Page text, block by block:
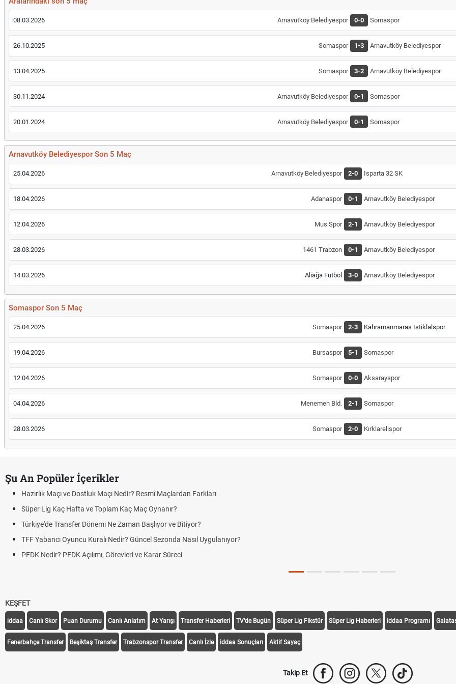
08.03.2026 Arnavutköy Belediyespor 0-0 Somaspor
26.10.2025 Somaspor 1-3 Arnavutköy Belediyespor
13.04.2025 Somaspor 3-2 Arnavutköy Belediyespor
30.11.2024 Arnavutköy Belediyespor 0-1 Somaspor
20.01.2024 Arnavutköy Belediyespor 0-1 Somaspor
Arnavutköy Belediyespor Son 5 Maç
25.04.2026 Arnavutköy Belediyespor 2-0 Isparta 32 SK
18.04.2026 Adanaspor 0-1 Arnavutköy Belediyespor
12.04.2026 Mus Spor 2-1 Arnavutköy Belediyespor
28.03.2026 1461 Trabzon 0-1 Arnavutköy Belediyespor
14.03.2026 Aliağa Futbol 3-0 Arnavutköy Belediyespor
Somaspor Son 5 Maç
25.04.2026 Somaspor 2-3 Kahramanmaras Istiklalspor
19.04.2026 Bursaspor 5-1 Somaspor
12.04.2026 Somaspor 0-0 Aksarayspor
04.04.2026 Menemen Bld. 2-1 Somaspor
28.03.2026 Somaspor 2-0 Kırklarelispor
Şu An Popüler İçerikler
Resmî Maçlardan Farkları
Oynanır?
Başlıyor ve Bitiyor?
Sezonda Nasıl Uygulanıyor?
ve Karar Süreci
KEŞFET
iddaa Canlı Skor Puan Durumu Canlı Anlatım At Yarışı Transfer Haberleri TV'de Bugün Süper Lig Fikstür Süper Lig Haberleri iddaa Programı
Fenerbahçe Transfer Beşiktaş Transfer Trabzonspor Transfer Canlı İzle iddaa Sonuçları Aktif Sayaç
Takip Et